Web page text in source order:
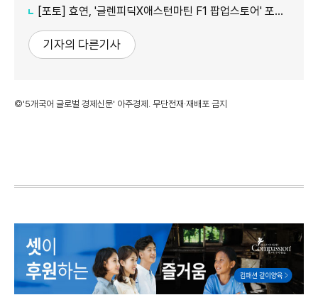
[포토] 효연, '글렌피딕X애스턴마틴 F1 팝업스토어' 포토콜 참석
기자의 다른기사
©'5개국어 글로벌 경제신문' 아주경제. 무단전재·재배포 금지